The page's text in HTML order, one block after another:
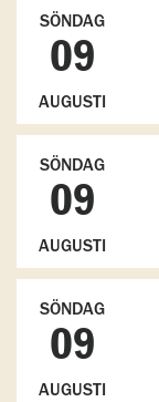
SÖNDAG
09
AUGUSTI
SÖNDAG
09
AUGUSTI
SÖNDAG
09
AUGUSTI